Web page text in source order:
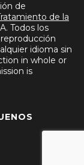
de
de la
Todos los
idioma sin
in whole or
is